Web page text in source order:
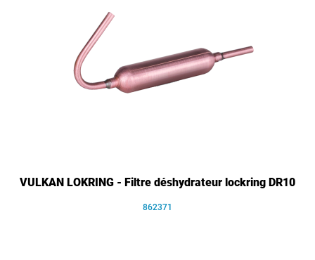
VULKAN LOKRING - Filtre déshydrateur lockring DR10
862371